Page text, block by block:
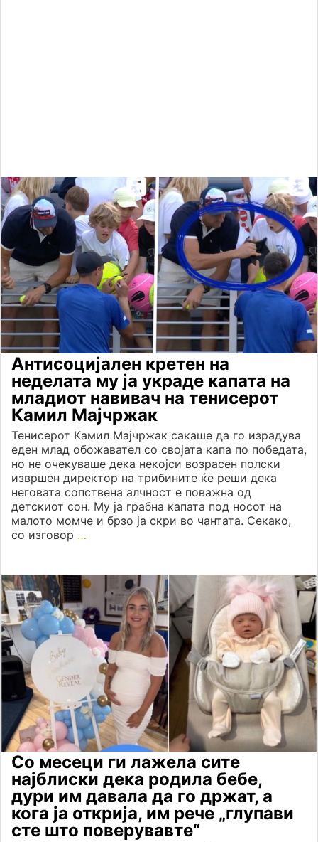
Антисоцијален кретен на
неделата му ја украде капата на
младиот навивач на тенисерот
Камил Мајчржак
Тенисерот Камил Мајчржак сакаше да го израдува
еден млад обожавател со својата капа по победата,
но не очекуваше дека некојси возрасен полски
извршен директор на трибините ќе реши дека
неговата сопствена алчност е поважна од
детскиот сон. Му ја грабна капата под носот на
малото момче и брзо ја скри во чантата. Секако,
со изговор …
Со месеци ги лажела сите
најблиски дека родила бебе,
дури им давала да го држат, а
кога ја открија, им рече „глупави
сте што поверувавте“